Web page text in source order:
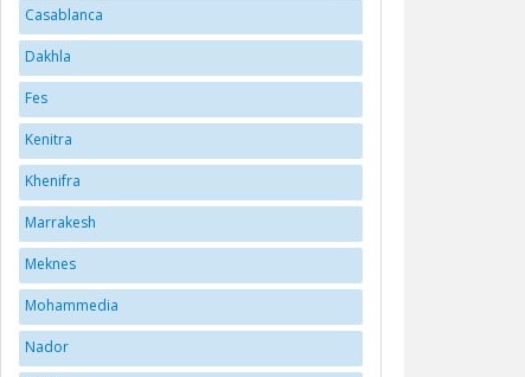
Casablanca
Dakhla
Fes
Kenitra
Khenifra
Marrakesh
Meknes
Mohammedia
Nador